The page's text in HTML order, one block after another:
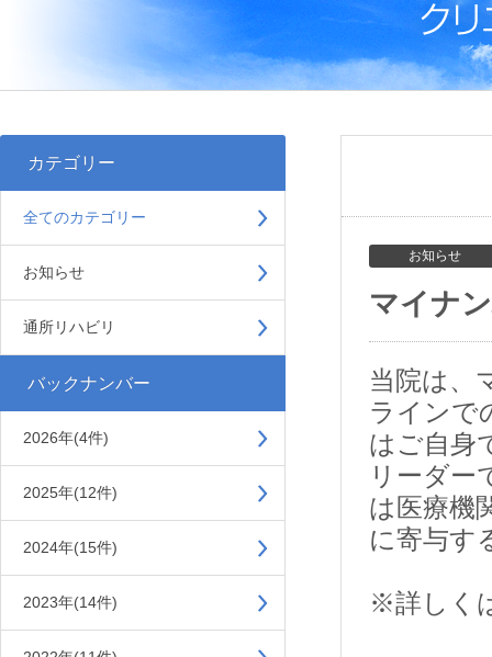
カテゴリー
全てのカテゴリー
お知らせ
通所リハビリ
バックナンバー
2026年(4件)
2025年(12件)
2024年(15件)
2023年(14件)
お知らせ
マイナ
当院は、
ラインで
はご自身
リーダー
は医療機
に寄与す
※詳しく